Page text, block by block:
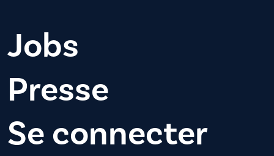
Jobs
Presse
Se connecter